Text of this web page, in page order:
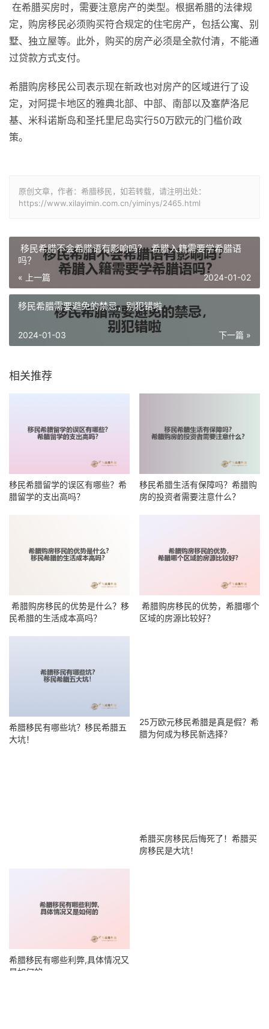
在希腊买房时，需要注意房产的类型。根据希腊的法律规
定，购房移民必须购买符合规定的住宅房产，包括公寓、别
墅、独立屋等。此外，购买的房产必须是全款付清，不能通
过贷款方式支付。
希腊购房移民公司表示现在新政也对房产的区域进行了设
定，对阿提卡地区的雅典北部、中部、南部以及塞萨洛尼
基、米科诺斯岛和圣托里尼岛实行50万欧元的门槛价政
策。
原创文章，作者：希腊移民，如若转载，请注明出处：
https://www.xilayimin.com.cn/yiminys/2465.html
移民希腊不会希腊语有影响吗？ 希腊入籍需要学希腊语
吗？
« 上一篇 2024-01-02
移民希腊需要避免的禁忌，别犯错啦
下一篇 »
2024-01-03
相关推荐
移民希腊留学的误区有哪些？希
腊留学的支出高吗？
移民希腊生活有保障吗？希腊购
房的投资者需要注意什么？
希腊购房移民的优势是什么？移
民希腊的生活成本高吗？
希腊购房移民的优势，希腊哪个
区域的房源比较好？
希腊移民有哪些坑？移民希腊五
大坑！
25万欧元移民希腊是真是假？希
腊为何成为移民新选择？
希腊买房移民后悔死了！希腊买
房移民是大坑！
希腊移民有哪些利弊,具体情况又
是如何的